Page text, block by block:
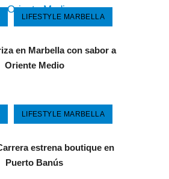
LIFESTYLE MARBELLA
en Marbella con sabor a
Oriente Medio
LIFESTYLE MARBELLA
estrena boutique en
Puerto Banús